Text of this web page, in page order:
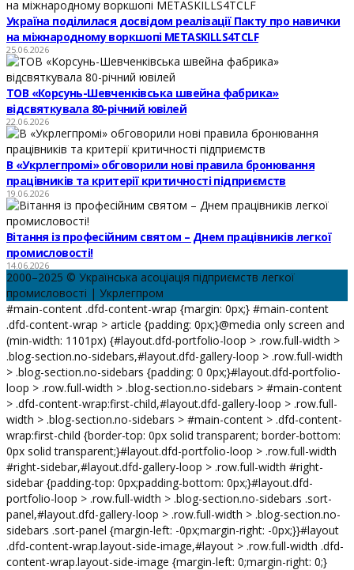
Україна поділилася досвідом реалізації Пакту про навички
на міжнародному воркшопі METASKILLS4TCLF
25.06.2026
ТОВ «Корсунь-Шевченківська швейна фабрика»
відсвяткувала 80-річний ювілей
22.06.2026
В «Укрлегпромі» обговорили нові правила бронювання
працівників та критерії критичності підприємств
19.06.2026
Вітання із професійним святом – Днем працівників легкої
промисловості!
14.06.2026
2000–2025 © Українська асоціація підприємств легкої
промисловості | Укрлегпром
#main-content .dfd-content-wrap {margin: 0px;} #main-content
.dfd-content-wrap > article {padding: 0px;}@media only screen and
(min-width: 1101px) {#layout.dfd-portfolio-loop > .row.full-width >
.blog-section.no-sidebars,#layout.dfd-gallery-loop > .row.full-width
> .blog-section.no-sidebars {padding: 0 0px;}#layout.dfd-portfolio-
loop > .row.full-width > .blog-section.no-sidebars > #main-content
> .dfd-content-wrap:first-child,#layout.dfd-gallery-loop > .row.full-
width > .blog-section.no-sidebars > #main-content > .dfd-content-
wrap:first-child {border-top: 0px solid transparent; border-bottom:
0px solid transparent;}#layout.dfd-portfolio-loop > .row.full-width
#right-sidebar,#layout.dfd-gallery-loop > .row.full-width #right-
sidebar {padding-top: 0px;padding-bottom: 0px;}#layout.dfd-
portfolio-loop > .row.full-width > .blog-section.no-sidebars .sort-
panel,#layout.dfd-gallery-loop > .row.full-width > .blog-section.no-
sidebars .sort-panel {margin-left: -0px;margin-right: -0px;}}#layout
.dfd-content-wrap.layout-side-image,#layout > .row.full-width .dfd-
content-wrap.layout-side-image {margin-left: 0;margin-right: 0;}